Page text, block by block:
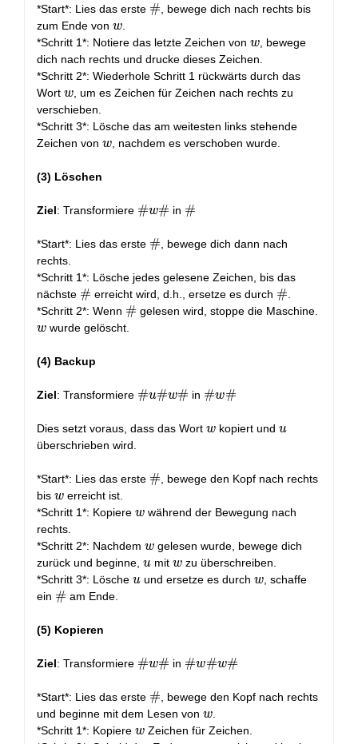
*Start*: Lies das erste \#
# , bewege dich nach rechts bis
zum Ende von w
w
*Schritt 1*: Notiere das letzte Zeichen von w
w , bewege
dich nach rechts und drucke dieses Zeichen.
*Schritt 2*: Wiederhole Schritt 1 rückwärts durch das
Wort w
w , um es Zeichen für Zeichen nach rechts zu
verschieben.
*Schritt 3*: Lösche das am weitesten links stehende
Zeichen von w
w , nachdem es verschoben wurde.
(3) Löschen
Ziel: Transformiere \#w\#
#w# in \#
#
*Start*: Lies das erste \#
# , bewege dich dann nach
rechts.
*Schritt 1*: Lösche jedes gelesene Zeichen, bis das
nächste \#
# erreicht wird, d.h., ersetze es durch \#
#
*Schritt 2*: Wenn \#
# gelesen wird, stoppe die Maschine.
w wurde gelöscht.
(4) Backup
Ziel: Transformiere \#u\#w\#
#u#w# in \#w\#
#w#
Dies setzt voraus, dass das Wort w
w kopiert undu
u
überschrieben wird.
*Start*: Lies das erste \#
# , bewege den Kopf nach rechts
bis w
w erreicht ist.
*Schritt 1*: Kopiere w
w während der Bewegung nach
rechts.
*Schritt 2*: Nachdem w
w gelesen wurde, bewege dich
zurück und beginne, u
u mit w
w zu überschreiben.
*Schritt 3*: Lösche u
u und ersetze es durch w
w , schaffe
ein \#
# am Ende.
(5) Kopieren
Ziel: Transformiere \#w\#
#w# in \#w\#w\#
#w#w#
*Start*: Lies das erste \#
# , bewege den Kopf nach rechts
und beginne mit dem Lesen von w
w
*Schritt 1*: Kopiere w
w Zeichen für Zeichen.